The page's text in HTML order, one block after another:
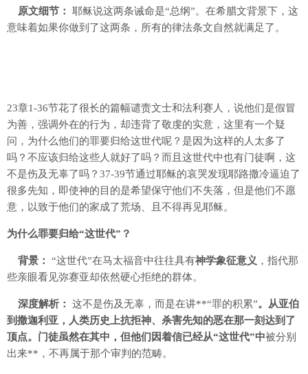
原文细节：
耶稣说这两条诫命是“总纲”。在希腊文背景下，这
意味着如果你做到了这两条，所有的律法条文自然就满足了。
23章1-36节花了很长的篇幅谴责文士和法利赛人，说他们是假冒
为善，强调外在的行为，却违背了敬虔的实意，这里有一个疑
问，为什么他们的罪要归给这世代呢？是因为这样的人太多了
吗？不应该归给这些人就好了吗？而且这世代中也有门徒啊，这
不是伤及无辜了吗？37-39节通过耶稣的哀哭发现耶路撒冷逼迫了
很多先知，即使神的目的是希望保守他们不失落，但是他们不愿
意，以致于他们的家成了荒场、且不得再见耶稣。
为什么罪要归给“这世代”？
背景： “这世代”在马太福音中往往具有神学象征意义 ，指代那
些亲眼看见弥赛亚却依然硬心拒绝的群体。
深度解析： 这不是伤及无辜，而是在讲**“罪的积累”。从亚伯
到撒迦利亚，人类历史上抗拒神、杀害先知的恶在那一刻达到了
顶点。门徒虽然在其中，但他们因着信已经从“这世代”中被分别
出来**，不再属于那个审判的范畴。